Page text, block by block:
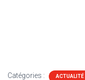
Catégories : ACTUALITÉ